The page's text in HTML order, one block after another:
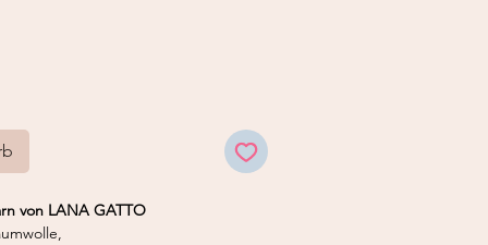
von LANA GATTO